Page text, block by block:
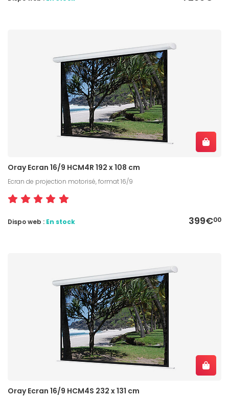
Oray Ecran 16/9 HCM4R 192 x 108 cm
Ecran de projection motorisé, format 16/9
399€00
Dispo web : En stock
Oray Ecran 16/9 HCM4S 232 x 131 cm